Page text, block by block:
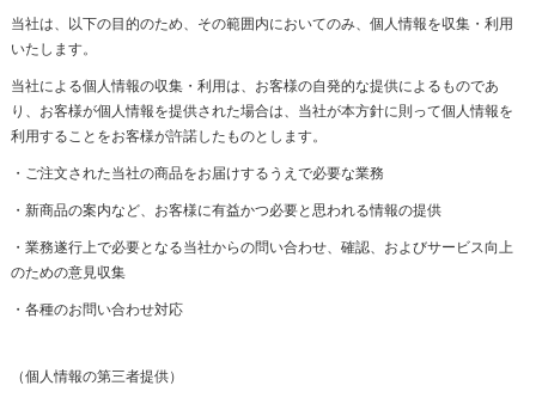
当社は、以下の目的のため、その範囲内においてのみ、個人情報を収集・利用
いたします。
当社による個人情報の収集・利用は、お客様の自発的な提供によるものであ
り、お客様が個人情報を提供された場合は、当社が本方針に則って個人情報を
利用することをお客様が許諾したものとします。
・ご注文された当社の商品をお届けするうえで必要な業務
・新商品の案内など、お客様に有益かつ必要と思われる情報の提供
・業務遂行上で必要となる当社からの問い合わせ、確認、およびサービス向上
のための意見収集
・各種のお問い合わせ対応
（個人情報の第三者提供）